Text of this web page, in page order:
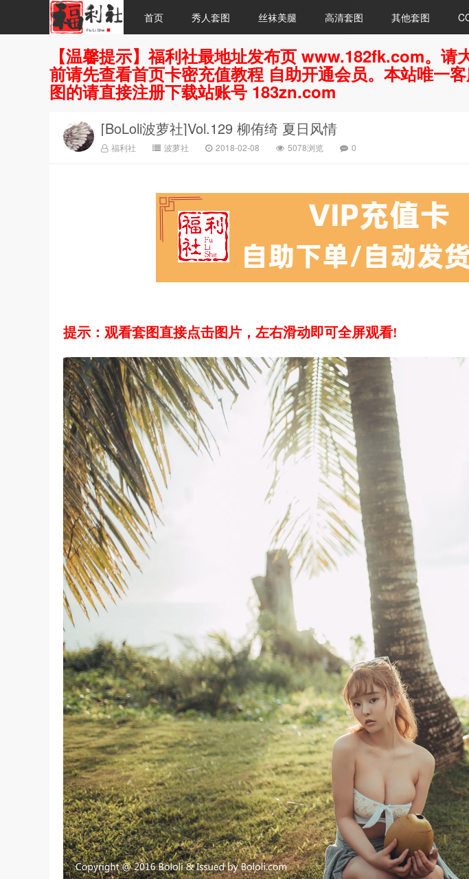
首页 秀人套图 丝袜美腿 高清套图 其他套图
【温馨提示】福利社最地址发布页 www.182fk.com。
前请先查看首页卡密充值教程 自助开通会员。本站唯一
图的请直接注册下载站账号 183zn.com
[BoLoli波萝社]Vol.129 柳侑绮 夏日风情
福利社 波萝社 2018-02-08 5078浏览 0
提示：观看套图直接点击图片，左右滑动即可全屏观看!